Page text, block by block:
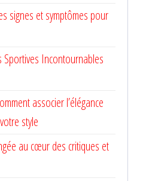
signes et symptômes pour
Sportives Incontournables
associer l’élégance
style
au cœur des critiques et